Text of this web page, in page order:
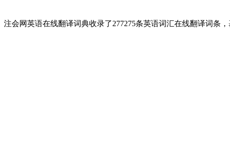
注会网英语在线翻译词典收录了277275条英语词汇在线翻译词条